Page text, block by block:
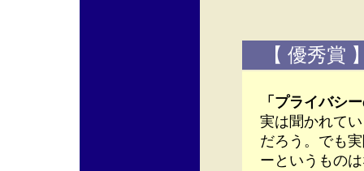
【 優秀賞
「プライバシ
実は聞かれて
だろう。でも
ーというもの